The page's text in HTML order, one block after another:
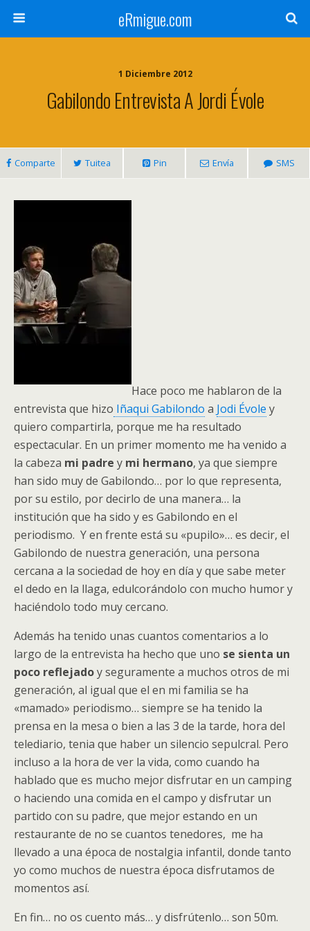
eRmigue.com
1 Diciembre 2012
Gabilondo Entrevista A Jordi Évole
Comparte Tuitea Pin Envía SMS
Hace poco me hablaron de la
entrevista que hizo Iñaqui Gabilondo a Jodi Évole y
quiero compartirla, porque me ha resultado
espectacular. En un primer momento me ha venido a
la cabeza mi padre y mi hermano, ya que siempre
han sido muy de Gabilondo… por lo que representa,
por su estilo, por decirlo de una manera… la
institución que ha sido y es Gabilondo en el
periodismo. Y en frente está su «pupilo»… es decir, el
Gabilondo de nuestra generación, una persona
cercana a la sociedad de hoy en día y que sabe meter
el dedo en la llaga, edulcorándolo con mucho humor y
haciéndolo todo muy cercano.
Además ha tenido unas cuantos comentarios a lo
largo de la entrevista ha hecho que uno se sienta un
poco reflejadoy seguramente a muchos otros de mi
generación, al igual que el en mi familia se ha
«mamado» periodismo… siempre se ha tenido la
prensa en la mesa o bien a las 3 de la tarde, hora del
telediario, tenia que haber un silencio sepulcral. Pero
incluso a la hora de ver la vida, como cuando ha
hablado que es mucho mejor disfrutar en un camping
o haciendo una comida en el campo y disfrutar un
partido con su padre, que mejor estando en un
restaurante de no se cuantos tenedores, me ha
llevado a una época de nostalgia infantil, donde tanto
yo como muchos de nuestra época disfrutamos de
momentos así.
En fin… no os cuento más… y disfrútenlo… son 50m.